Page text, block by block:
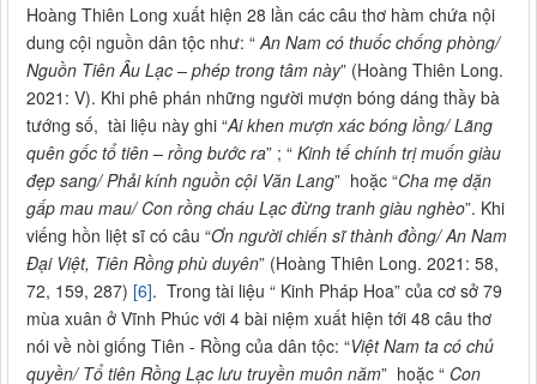
Hoàng Thiên Long xuất hiện 28 lần các câu thơ hàm chứa nội
dung cội nguồn dân tộc như: “An Nam có thuốc chống phòng/
Nguồn Tiên Âu Lạc – phép trong tâm này” (Hoàng Thiên Long.
2021: V). Khi phê phán những người mượn bóng dáng thầy bà
tướng số, tài liệu này ghi “Ai khen mượn xác bóng lồng/ Lãng
quên gốc tổ tiên – rồng bước ra” ; “ Kinh tế chính trị muốn giàu
đẹp sang/ Phải kính nguồn cội Văn Lang” hoặc “Cha mẹ dặn
gấp mau mau/ Con rồng cháu Lạc đừng tranh giàu nghèo”. Khi
viếng hồn liệt sĩ có câu “Ơn người chiến sĩ thành đồng/ An Nam
Đại Việt, Tiên Rồng phù duyên” (Hoàng Thiên Long. 2021: 58,
72, 159, 287) [6]. Trong tài liệu “ Kinh Pháp Hoa” của cơ sở 79
mùa xuân ở Vĩnh Phúc với 4 bài niệm xuất hiện tới 48 câu thơ
nói về nòi giống Tiên - Rồng của dân tộc: “Việt Nam ta có chủ
quyền/ Tổ tiên Rồng Lạc lưu truyền muôn năm” hoặc “ Con